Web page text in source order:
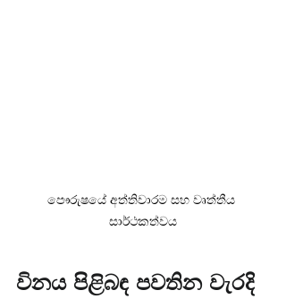
පෞරුෂයේ අත්තිවාරම සහ වෘත්තීය
සාර්ථකත්වය
විනය පිළිබඳ පවතින වැරදි